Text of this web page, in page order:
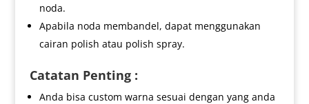
noda.
Apabila noda membandel, dapat menggunakan
cairan polish atau polish spray.
Catatan Penting :
Anda bisa custom warna sesuai dengan yang anda